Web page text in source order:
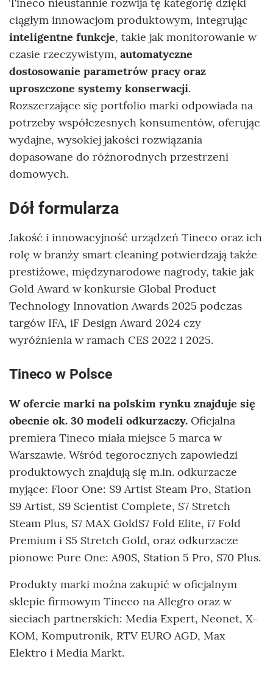
Tineco nieustannie rozwija tę kategorię dzięki
ciągłym innowacjom produktowym, integrując
inteligentne funkcje, takie jak monitorowanie w
czasie rzeczywistym, automatyczne
dostosowanie parametrów pracy oraz
uproszczone systemy konserwacji.
Rozszerzające się portfolio marki odpowiada na
potrzeby współczesnych konsumentów, oferując
wydajne, wysokiej jakości rozwiązania
dopasowane do różnorodnych przestrzeni
domowych.
Dół formularza
Jakość i innowacyjność urządzeń Tineco oraz ich
rolę w branży smart cleaning potwierdzają także
prestiżowe, międzynarodowe nagrody, takie jak
Gold Award w konkursie Global Product
Technology Innovation Awards 2025 podczas
targów IFA, iF Design Award 2024 czy
wyróżnienia w ramach CES 2022 i 2025.
Tineco w Polsce
W ofercie marki na polskim rynku znajduje się
obecnie ok. 30 modeli odkurzaczy. Oficjalna
premiera Tineco miała miejsce 5 marca w
Warszawie. Wśród tegorocznych zapowiedzi
produktowych znajdują się m.in. odkurzacze
myjące: Floor One: S9 Artist Steam Pro, Station
S9 Artist, S9 Scientist Complete, S7 Stretch
Steam Plus, S7 MAX GoldS7 Fold Elite, i7 Fold
Premium i S5 Stretch Gold, oraz odkurzacze
pionowe Pure One: A90S, Station 5 Pro, S70 Plus.
Produkty marki można zakupić w oficjalnym
sklepie firmowym Tineco na Allegro oraz w
sieciach partnerskich: Media Expert, Neonet, X-
KOM, Komputronik, RTV EURO AGD, Max
Elektro i Media Markt.